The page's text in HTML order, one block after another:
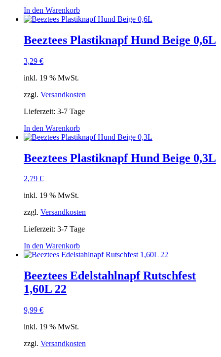
In den Warenkorb
Beeztees Plastiknapf Hund Beige 0,6L
3,29 €
inkl. 19 % MwSt.
zzgl. Versandkosten
Lieferzeit: 3-7 Tage
In den Warenkorb
Beeztees Plastiknapf Hund Beige 0,3L
2,79 €
inkl. 19 % MwSt.
zzgl. Versandkosten
Lieferzeit: 3-7 Tage
In den Warenkorb
Beeztees Edelstahlnapf Rutschfest
1,60L 22
9,99 €
inkl. 19 % MwSt.
zzgl. Versandkosten